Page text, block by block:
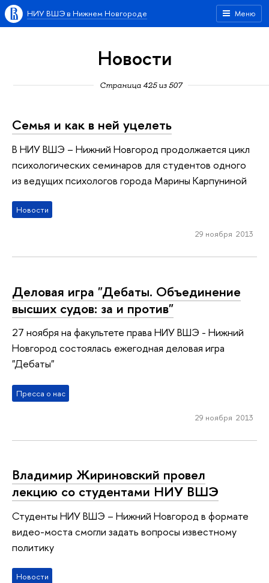
Меню
НИУ ВШЭ в Нижнем Новгороде
Новости
Страница 425 из 507
Семья и как в ней уцелеть
В НИУ ВШЭ – Нижний Новгород продолжается цикл
психологических семинаров для студентов одного
из ведущих психологов города Марины Карпуниной
Новости
29 ноября 2013
Деловая игра "Дебаты. Объединение
высших судов: за и против"
27 ноября на факультете права НИУ ВШЭ - Нижний
Новгород состоялась ежегодная деловая игра
"Дебаты"
Пресса о нас
29 ноября 2013
Владимир Жириновский провел
лекцию со студентами НИУ ВШЭ
Студенты НИУ ВШЭ – Нижний Новгород в формате
видео-моста смогли задать вопросы известному
политику
Новости